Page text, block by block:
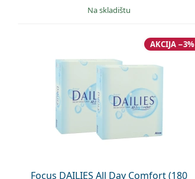
na skladištu
Focus DAILIES All Day Comfort (180
AKCIJA −3%